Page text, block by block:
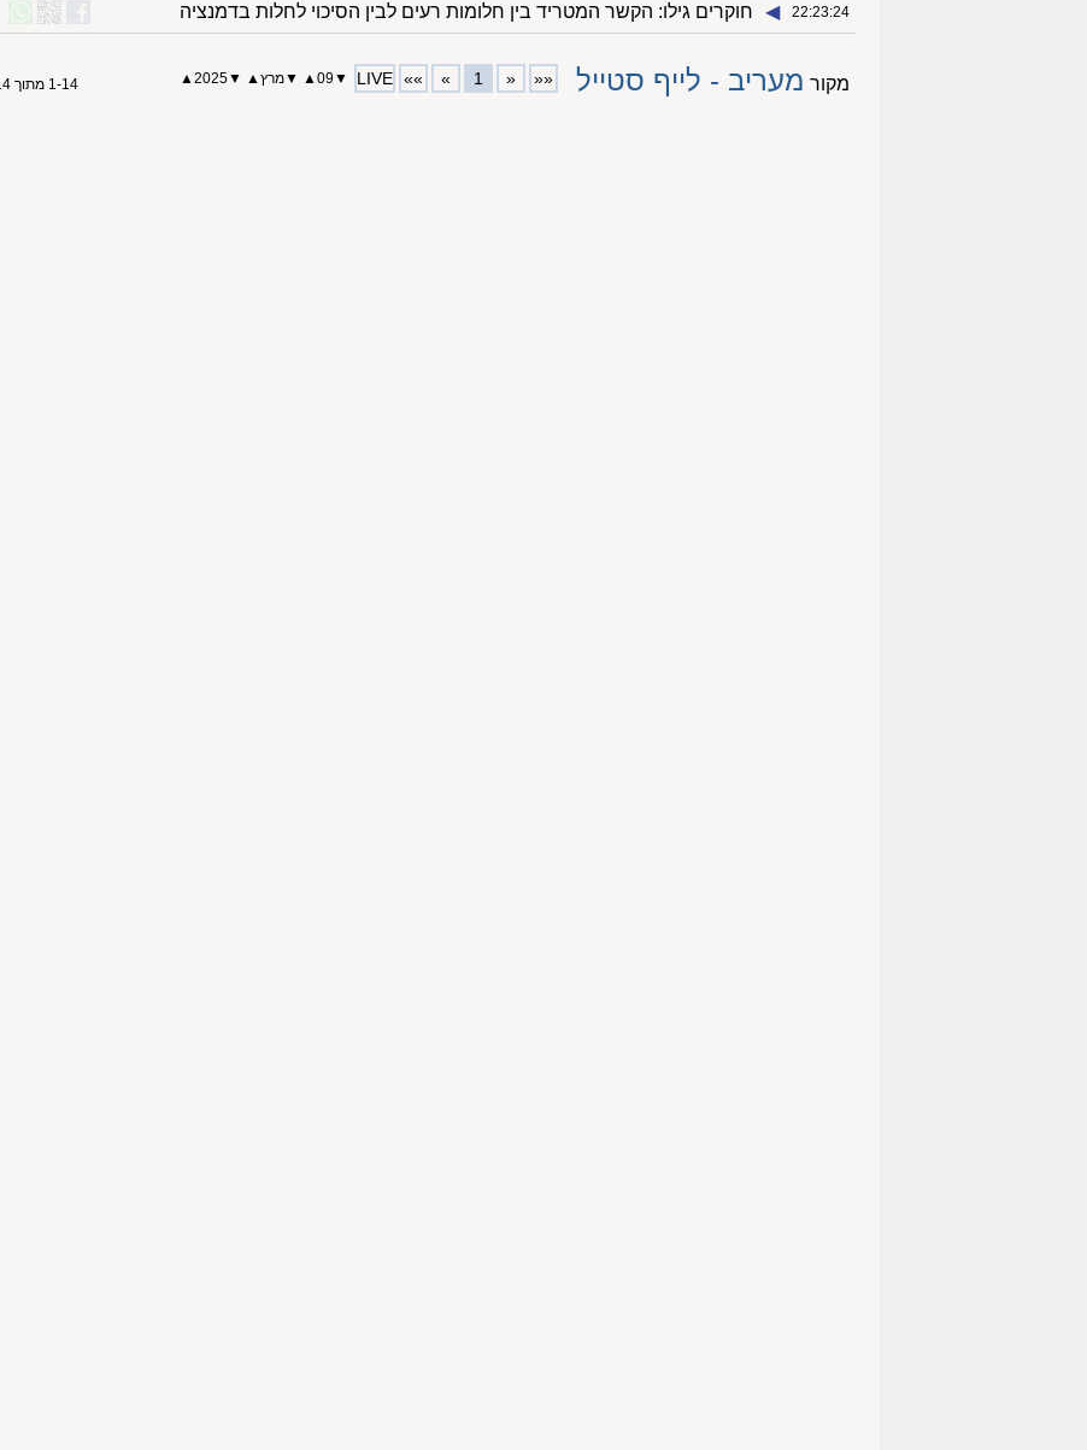
22:23:24
◀︎ חוקרים גילו: הקשר המטריד בין חלומות רעים לבין הסיכוי לחלות בדמנציה
מקור מעריב - לייף סטייל ««
«
1
»
»»
LIVE
▼
09
▲
▼מרץ▲
▼
2025
▲ 1-14 מתוך 14